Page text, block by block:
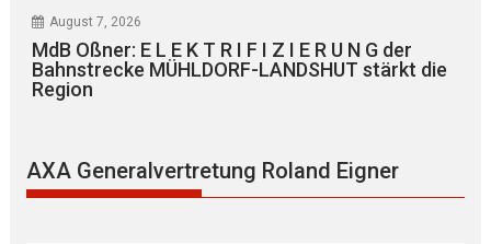
August 7, 2026
MdB Oßner: E L E K T R I F I Z I E R U N G der
Bahnstrecke MÜHLDORF-LANDSHUT stärkt die
Region
AXA Generalvertretung Roland Eigner